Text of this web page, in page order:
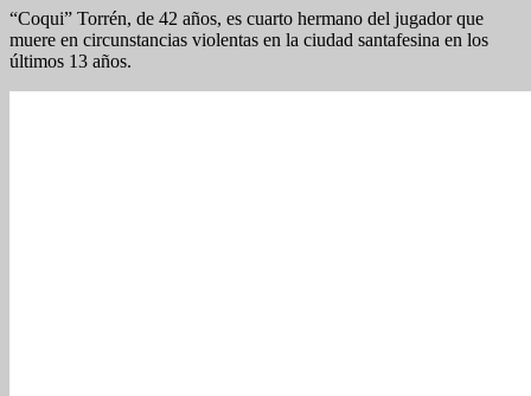
“Coqui” Torrén, de 42 años, es cuarto hermano del jugador que
muere en circunstancias violentas en la ciudad santafesina en los
últimos 13 años.